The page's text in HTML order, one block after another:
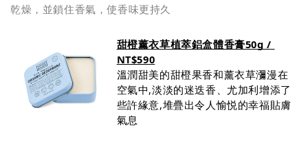
乾燥，並鎖住香氣，使香味更持久
甜橙薰衣草植萃鋁盒體香膏50g /
NT$590
溫潤甜美的甜橙果香和薰衣草瀰漫在
空氣中,淡淡的迷迭香、尤加利增添了
些許緣意,堆疊出令人愉悦的幸福貼膚
氣息